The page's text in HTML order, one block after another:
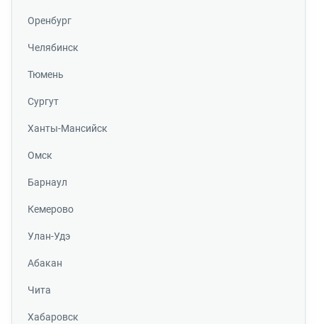
Оренбург
Челябинск
Тюмень
Сургут
Ханты-Мансийск
Омск
Барнаул
Кемерово
Улан-Удэ
Абакан
Чита
Хабаровск